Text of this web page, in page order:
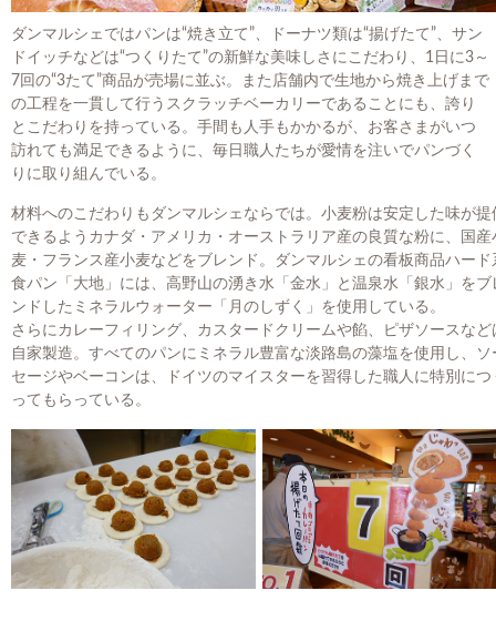
ダンマルシェではパンは“焼き立て”、ドーナツ類は“揚げたて”、サン
ドイッチなどは“つくりたて”の新鮮な美味しさにこだわり、1日に3～
7回の“3たて”商品が売場に並ぶ。また店舗内で生地から焼き上げまで
の工程を一貫して行うスクラッチベーカリーであることにも、誇り
とこだわりを持っている。手間も人手もかかるが、お客さまがいつ
訪れても満足できるように、毎日職人たちが愛情を注いでパンづく
りに取り組んでいる。
材料へのこだわりもダンマルシェならでは。小麦粉は安定した味が提
できるようカナダ・アメリカ・オーストラリア産の良質な粉に、国産
麦・フランス産小麦などをブレンド。ダンマルシェの看板商品ハード
食パン「大地」には、高野山の湧き水「金水」と温泉水「銀水」をブ
ンドしたミネラルウォーター「月のしずく」を使用している。
さらにカレーフィリング、カスタードクリームや餡、ピザソースなど
自家製造。すべてのパンにミネラル豊富な淡路島の藻塩を使用し、ソ
セージやベーコンは、ドイツのマイスターを習得した職人に特別につ
ってもらっている。